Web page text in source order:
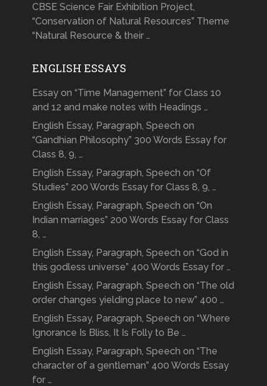
CBSE Science Fair Exhibition Project,
“Conservation of Natural Resources” Theme
“Natural Resource & their …
ENGLISH ESSAYS
Essay on “Time Management” for Class 10
and 12 and make notes with Headings …
English Essay, Paragraph, Speech on
“Gandhian Philosophy” 300 Words Essay for
Class 8, 9, …
English Essay, Paragraph, Speech on “Of
Studies” 200 Words Essay for Class 8, 9, …
English Essay, Paragraph, Speech on “On
Indian marriages” 200 Words Essay for Class
8, …
English Essay, Paragraph, Speech on “God in
this godless universe” 400 Words Essay for …
English Essay, Paragraph, Speech on “The old
order changes yielding place to new” 400 …
English Essay, Paragraph, Speech on “Where
Ignorance Is Bliss, It Is Folly to Be …
English Essay, Paragraph, Speech on “The
character of a gentleman” 400 Words Essay
for …